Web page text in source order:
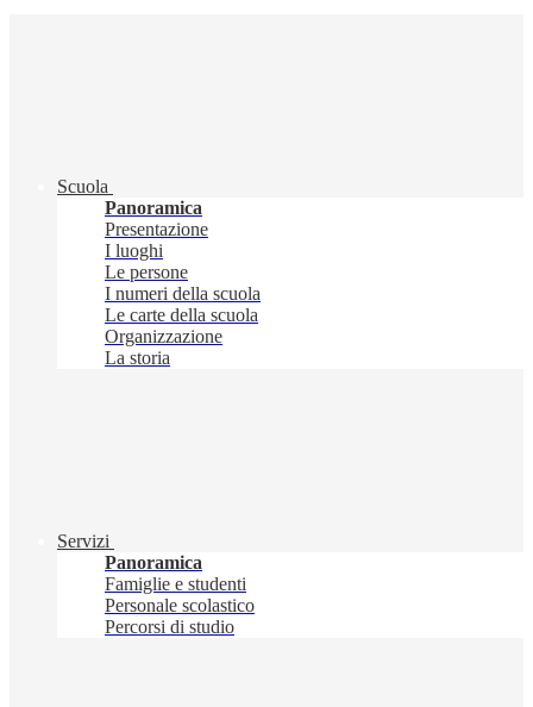
Scuola
Panoramica
Presentazione
I luoghi
Le persone
I numeri della scuola
Le carte della scuola
Organizzazione
La storia
Servizi
Panoramica
Famiglie e studenti
Personale scolastico
Percorsi di studio